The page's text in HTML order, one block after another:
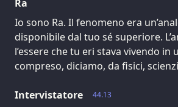
Ra
Io sono Ra. Il fenomeno era
disponibile dal tuo sé superiore.
l’essere che tu eri stava vivendo in
compreso, diciamo, da fisici,
44.13
Intervistatore